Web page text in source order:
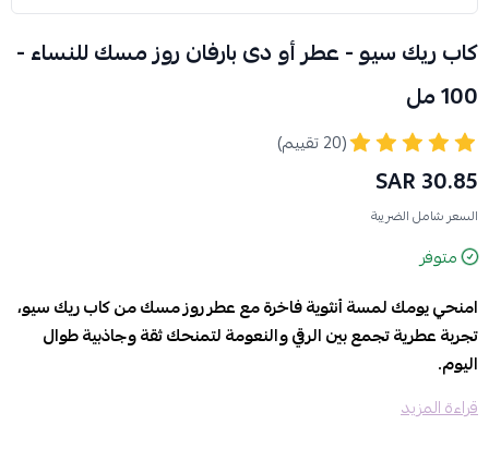
كاب ريك سيو - عطر أو دى بارفان روز مسك للنساء -
100 مل
(20 تقييم)
30.85 SAR
السعر شامل الضريبة
متوفر
امنحي يومك لمسة أنثوية فاخرة مع عطر روز مسك من كاب ريك سيو،
تجربة عطرية تجمع بين الرقي والنعومة لتمنحك ثقة وجاذبية طوال
اليوم.
المميزات والفوائد:
قراءة المزيد